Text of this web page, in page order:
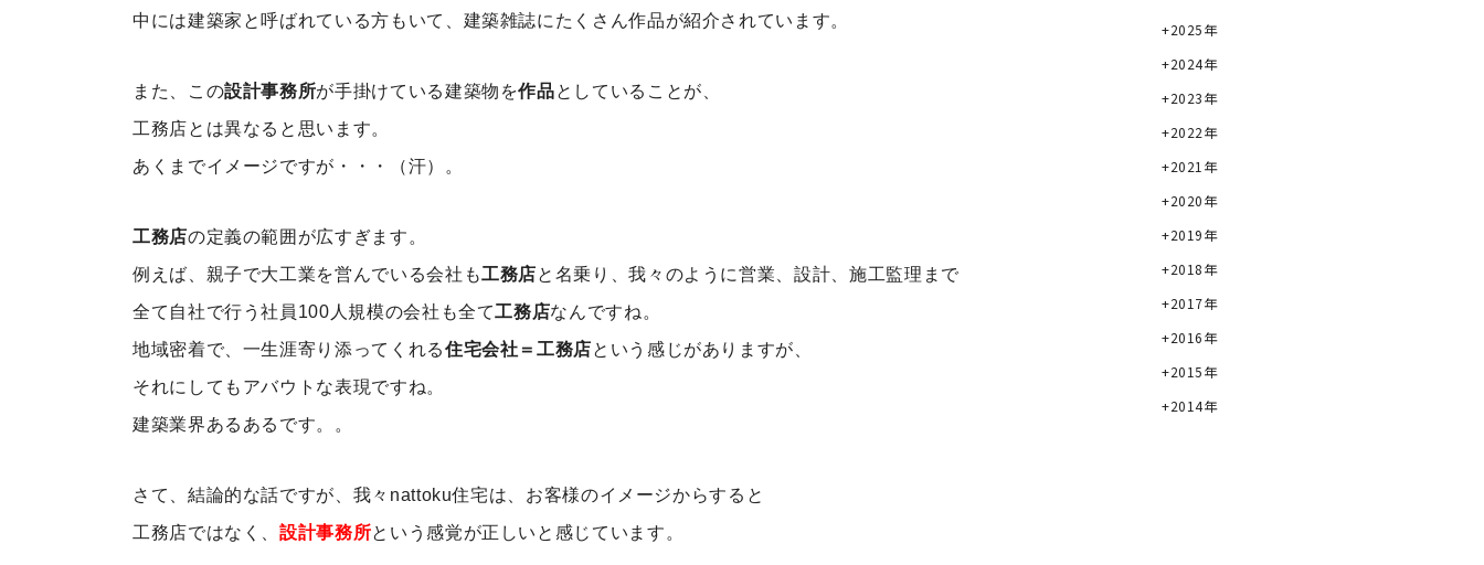
中には建築家と呼ばれている方もいて、建築雑誌にたくさん作品が紹介されています。
また、この設計事務所が手掛けている建築物を作品としていることが、
工務店とは異なると思います。
あくまでイメージですが・・・（汗）。
工務店の定義の範囲が広すぎます。
例えば、親子で大工業を営んでいる会社も工務店と名乗り、我々のように営業、設計、施工監理まで
全て自社で行う社員100人規模の会社も全て工務店なんですね。
地域密着で、一生涯寄り添ってくれる住宅会社＝工務店という感じがありますが、
それにしてもアバウトな表現ですね。
建築業界あるあるです。。
さて、結論的な話ですが、我々nattoku住宅は、お客様のイメージからすると
工務店ではなく、設計事務所という感覚が正しいと感じています。
2025年
2024年
2023年
2022年
2021年
2020年
2019年
2018年
2017年
2016年
2015年
2014年